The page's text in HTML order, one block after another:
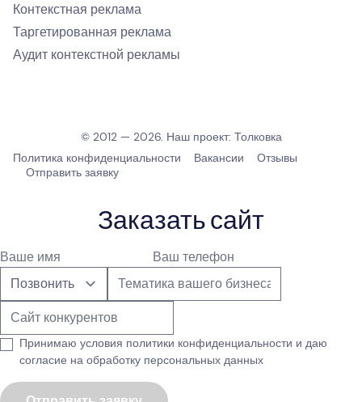
Контекстная реклама
Таргетированная реклама
Аудит контекстной рекламы
© 2012 — 2026. Наш проект: Толковка
Политика конфиденциальности
Вакансии
Отзывы
Отправить заявку
Заказать сайт
Принимаю условия политики конфиденциальности и даю
согласие на обработку персональных данных